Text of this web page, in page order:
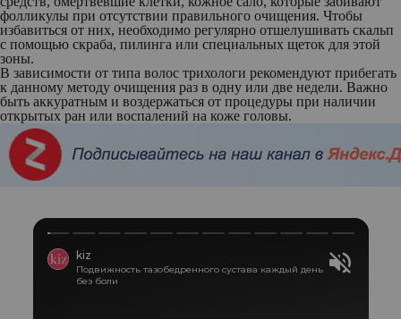
фолликулы при отсутствии правильного очищения. Чтобы
избавиться от них, необходимо регулярно отшелушивать скальп
с помощью скраба, пилинга или специальных щеток для этой
зоны.
В зависимости от типа волос трихологи рекомендуют прибегать
к данному методу очищения раз в одну или две недели. Важно
быть аккуратным и воздержаться от процедуры при наличии
открытых ран или воспалений на коже головы.